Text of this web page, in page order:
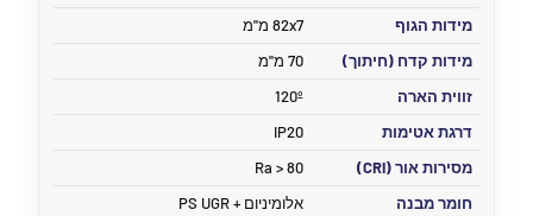
מידות הגוף
82x7 מ"מ
מידות קדח (חיתוך)
70 מ"מ
זווית הארה
120º
דרגת אטימות
IP20
מסירות אור (CRI)
Ra > 80
חומר מבנה
אלומיניום + PS UGR